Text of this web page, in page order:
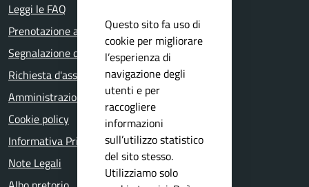
Leggi le FAQ
Prenotazione appuntamento
Segnalazione disservizio
Richiesta d'assistenza
Amministrazione trasparente
Cookie policy
Informativa Privacy
Note Legali
Questo sito fa uso di
cookie per migliorare
l’esperienza di
navigazione degli
utenti e per
raccogliere
informazioni
sull’utilizzo statistico
del sito stesso.
Utilizziamo solo